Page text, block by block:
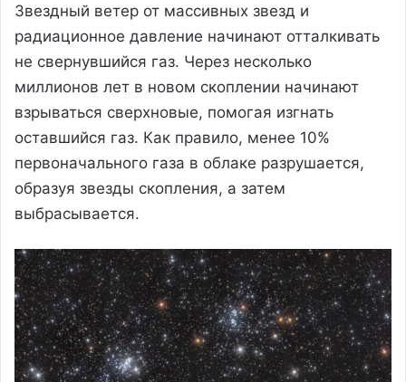
Звездный ветер от массивных звезд и
радиационное давление начинают отталкивать
не свернувшийся газ. Через несколько
миллионов лет в новом скоплении начинают
взрываться сверхновые, помогая изгнать
оставшийся газ. Как правило, менее 10%
первоначального газа в облаке разрушается,
образуя звезды скопления, а затем
выбрасывается.